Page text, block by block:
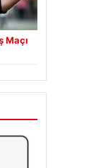
Maçı